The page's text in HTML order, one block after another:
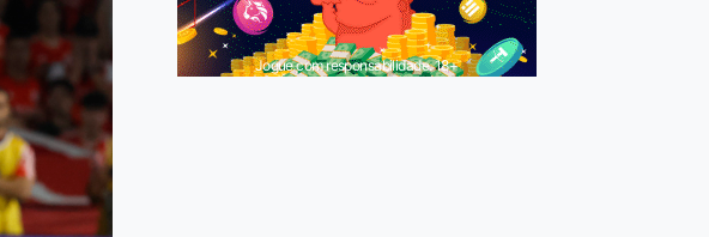
Jogue com responsabilidade. 18+